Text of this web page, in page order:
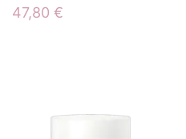
47,80 €